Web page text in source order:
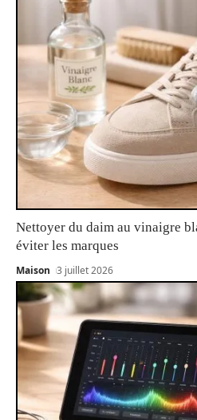
Nettoyer du daim au vinaigre
éviter les marques
Maison 3 juillet 2026